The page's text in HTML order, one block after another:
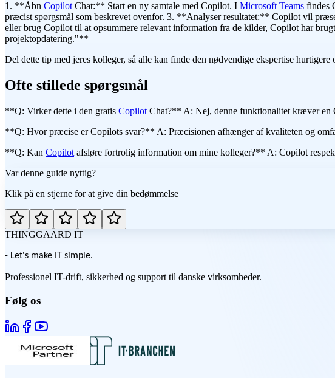
1. **Åbn Copilot Chat:** Start en ny samtale med Copilot. I Microsoft Teams findes
præcist spørgsmål som beskrevet ovenfor. 3. **Analyser resultatet:** Copilot vil
eller brug Copilot til at opsummere relevant information fra de kilder, Copilot har
projektopdatering."**
Del dette tip med jeres kolleger, så alle kan finde den nødvendige ekspertise
Ofte stillede spørgsmål
**Q: Virker dette i den gratis Copilot Chat?** A: Nej, denne funktionalitet kræver en
**Q: Hvor præcise er Copilots svar?** A: Præcisionen afhænger af kvaliteten og
**Q: Kan Copilot afsløre fortrolig information om mine kolleger?** A: Copilot
Var denne guide nyttig?
Klik på en stjerne for at give din bedømmelse
THINGGAARD IT
- Let's make IT simple.
Professionel IT-drift, sikkerhed og support til danske virksomheder.
Følg os